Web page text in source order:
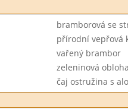
bramborová se
přírodní vepřová
vařený brambor
zeleninová
čaj ostružina s